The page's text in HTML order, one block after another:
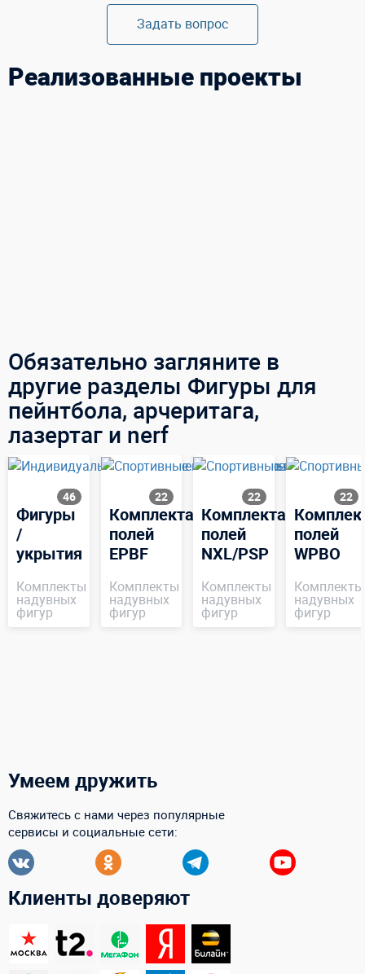
Задать вопрос
Реализованные проекты
Обязательно загляните в
другие разделы Фигуры для
пейнтбола, арчеритага,
лазертаг и nerf
46
Фигуры
/
укрытия
Комплекты
надувных
фигур
22
Комплектация
полей
EPBF
Комплекты
надувных
фигур
22
Комплектация
полей
NXL/PSP
Комплекты
надувных
фигур
22
полей
WPBO
Комплекты
надувных
фигур
Умеем дружить
Свяжитесь с нами через популярные
сервисы и социальные сети:
Клиенты доверяют